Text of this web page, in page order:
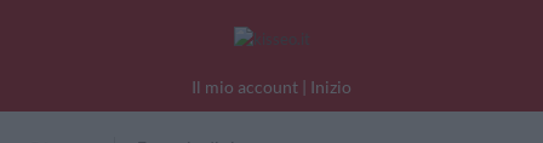
Il mio account | Inizio